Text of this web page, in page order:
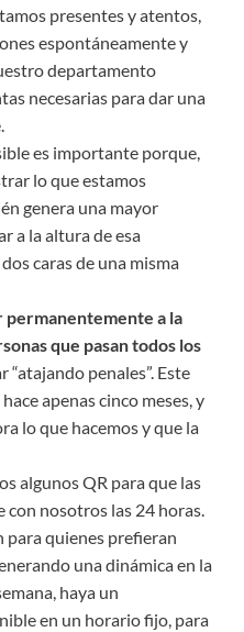
presentes y atentos,
espontáneamente y
departamento
necesarias para dar una
es importante porque,
lo que estamos
genera una mayor
a la altura de esa
caras de una misma
permanentemente a la
que pasan todos los
“atajando penales”. Este
apenas cinco meses, y
lo que hacemos y que la
algunos QR para que las
con nosotros las 24 horas.
para quienes prefieran
una dinámica en la
haya un
en un horario fijo, para